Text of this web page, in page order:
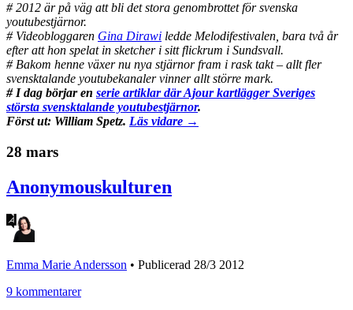
# 2012 är på väg att bli det stora genombrottet för svenska
youtubestjärnor.
# Videobloggaren Gina Dirawi ledde Melodifestivalen, bara två år
efter att hon spelat in sketcher i sitt flickrum i Sundsvall.
# Bakom henne växer nu nya stjärnor fram i rask takt – allt fler
svensktalande youtubekanaler vinner allt större mark.
# I dag börjar en serie artiklar där Ajour kartlägger Sveriges
största svensktalande youtubestjärnor.
Först ut: William Spetz. Läs vidare →
28 mars
Anonymouskulturen
Emma Marie Andersson • Publicerad 28/3 2012
9 kommentarer